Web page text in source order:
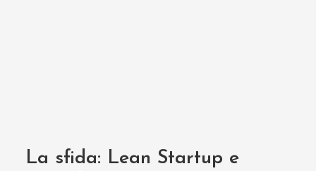
La sfida: Lean Startup e